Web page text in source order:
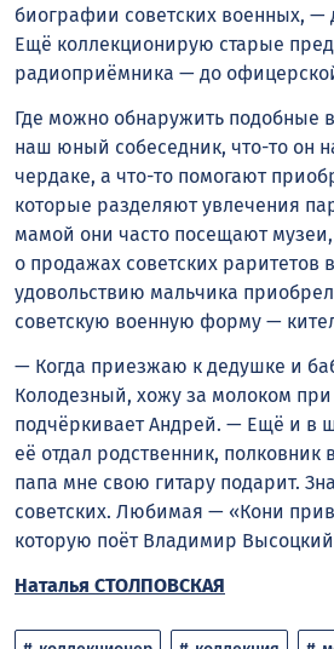
биографии советских военных, —
Ещё коллекционирую старые
радиоприёмника — до
Где можно обнаружить подобные
наш юный собеседник, что-то он
чердаке, а что-то помогают
которые разделяют увлечения
мамой они часто посещают
о продажах советских раритетов
удовольствию мальчика
советскую военную форму —
— Когда приезжаю к дедушке и
Колодезный, хожу за молоком
подчёркивает Андрей. — Ещё и в
её отдал родственник, полковник
папа мне свою гитару подарит.
советских. Любимая — «Кони
которую поёт Владимир
Наталья СТОЛПОВСКАЯ